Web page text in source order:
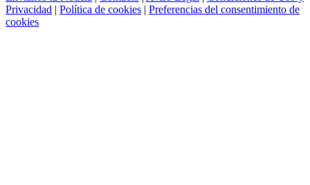
Privacidad | Política de cookies | Preferencias del consentimiento de
cookies